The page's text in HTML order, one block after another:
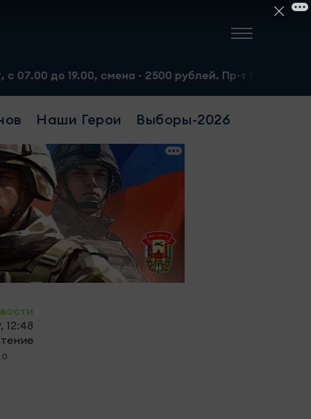
19.00, смена - 2500 рублей. Пр-т
Наши Герои Выборы-2026
12:48
0